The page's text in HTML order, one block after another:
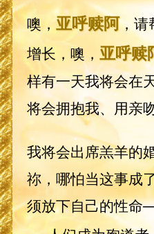
噢，亚呼赎阿，请
增长，噢， 亚呼赎
样有一天我将会在
将会拥抱我、用亲
我将会出席羔羊的
祢，哪怕当这事成
须放下自己的性命